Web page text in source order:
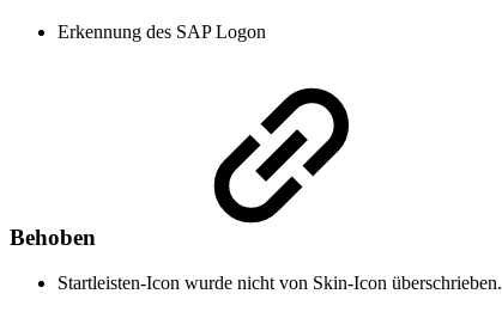
Erkennung des SAP Logon
Behoben
Startleisten-Icon wurde nicht von Skin-Icon überschrieben.